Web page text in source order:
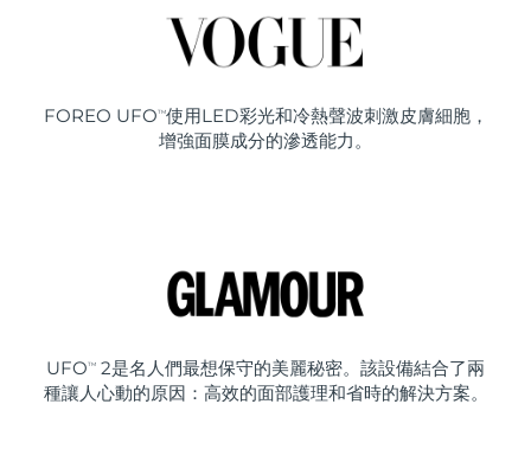
FOREO UFO TM使用LED彩光和冷熱聲波刺激皮膚細胞，
增強面膜成分的滲透能力。
UFO TM
2是名人們最想保守的美麗秘密。該設備結合了兩
種讓人心動的原因：高效的面部護理和省時的解決方案。